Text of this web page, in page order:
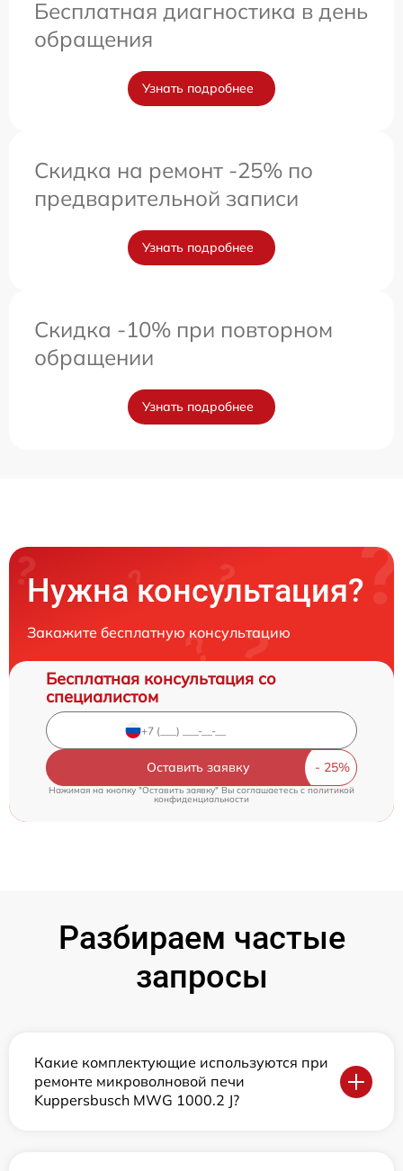
Бесплатная диагностика в день
обращения
Узнать подробнее
Скидка на ремонт -25% по
предварительной записи
Узнать подробнее
Скидка -10% при повторном
обращении
Узнать подробнее
Нужна консультация?
Закажите бесплатную консультацию
Бесплатная консультация со
специалистом
Оставить заявку
Нажимая на кнопку "Оставить заявку" Вы соглашаетесь c политикой
конфиденциальности
Разбираем частые
запросы
Какие комплектующие используются при
ремонте микроволновой печи
Kuppersbusch MWG 1000.2 J?